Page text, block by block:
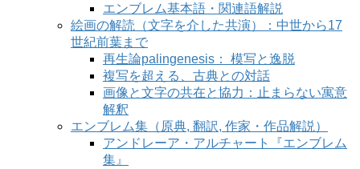
エンブレム基本語・関連語解説
絵画の解読（文字を介した共演）：中世から17
世紀前葉まで
再生論palingenesis： 模写と逸脱
複写を超える、古典との対話
画像と文字の共在と協力：止まらない寓意
解釈
エンブレム集（原典, 翻訳, 作家・作品解説）
アンドレーア・アルチャート『エンブレム
集』